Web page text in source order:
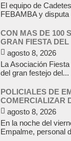
El equipo de
FEBAMBA y disputa
CON MAS DE 100
GRAN FIESTA
agosto 8, 2026
La Asociación
del gran festejo del...
POLICIALES DE
COMERCIALIZAR
agosto 8, 2026
En la noche del
Empalme, personal